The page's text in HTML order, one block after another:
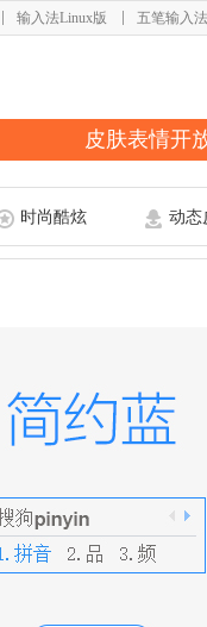
输入法Linux版 五笔输入法
皮肤表情开
时尚酷炫 动态